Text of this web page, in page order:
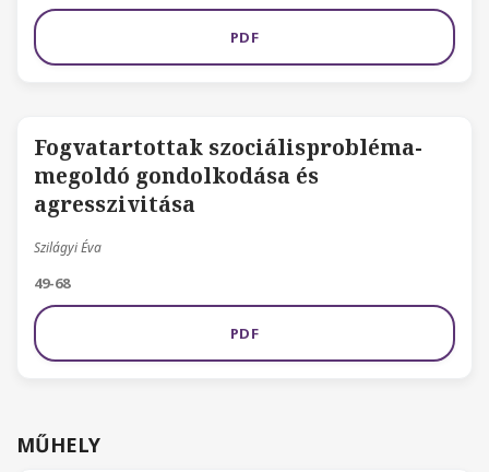
PDF
Fogvatartottak szociálisprobléma-
megoldó gondolkodása és
agresszivitása
Szilágyi Éva
49-68
PDF
MŰHELY